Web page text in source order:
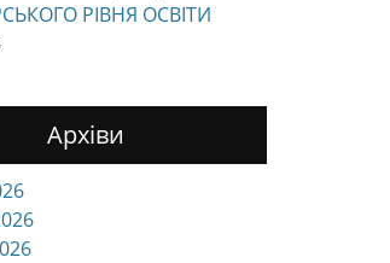
РІВНЯ ОСВІТИ
Архіви